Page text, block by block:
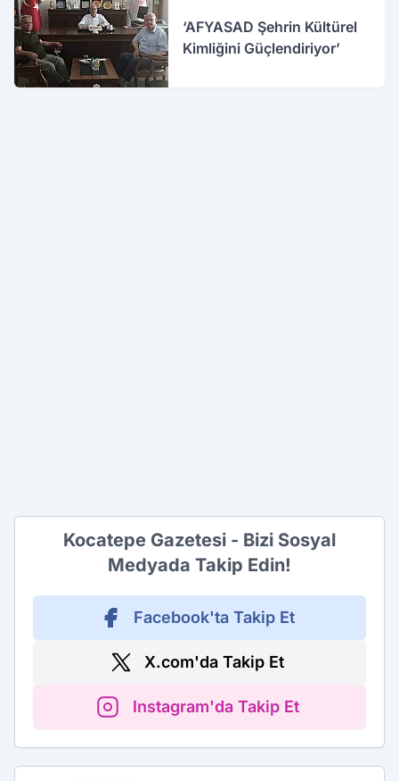
‘AFYASAD Şehrin Kültürel
Kimliğini Güçlendiriyor’
Kocatepe Gazetesi - Bizi Sosyal
Medyada Takip Edin!
Facebook'ta Takip Et
X.com'da Takip Et
Instagram'da Takip Et